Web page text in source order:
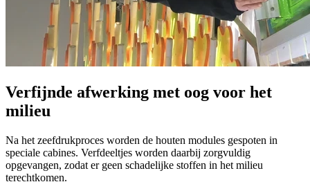
Verfijnde afwerking met oog voor het
milieu
Na het zeefdrukproces worden de houten modules gespoten in
speciale cabines. Verfdeeltjes worden daarbij zorgvuldig
opgevangen, zodat er geen schadelijke stoffen in het milieu
terechtkomen.